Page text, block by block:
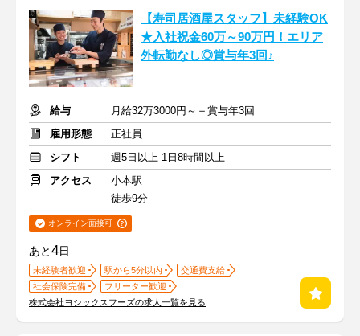
【寿司居酒屋スタッフ】未経験OK
★入社祝金60万～90万円！エリア
外転勤なし◎賞与年3回♪
給与
月給32万3000円～＋賞与年3回
雇用形態
正社員
シフト
週5日以上 1日8時間以上
アクセス
小本駅
徒歩9分
オンライン面接可
あと4日
未経験者歓迎 駅から5分以内
交通費支給
社会保険完備
フリーター歓迎
株式会社ヨシックスフーズの求人一覧を見る